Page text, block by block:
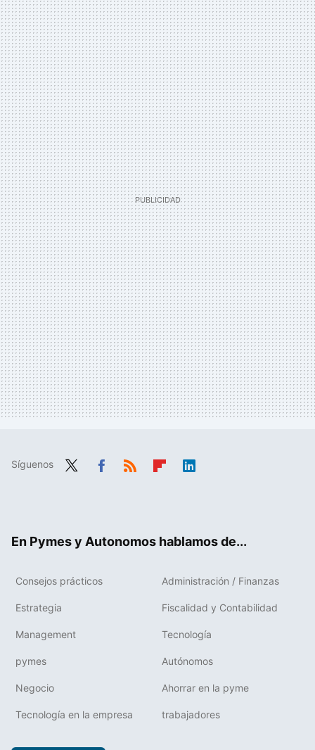
Síguenos
En Pymes y Autonomos hablamos de...
Consejos prácticos Administración / Finanzas
Estrategia Fiscalidad y Contabilidad
Management Tecnología
pymes Autónomos
Negocio Ahorrar en la pyme
Tecnología en la empresa trabajadores